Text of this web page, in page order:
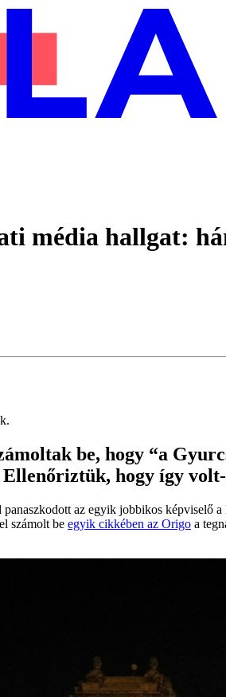
média hallgat:
be, hogy “a
Ellenőriztük, hogy így
az egyik jobbikos
számolt be egyik cikkében az Origo a